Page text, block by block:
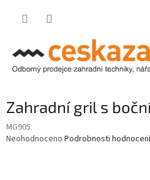
Zahradní gril s
MG905
Průměrné
Neohodnoceno Podrobnosti hodnocení